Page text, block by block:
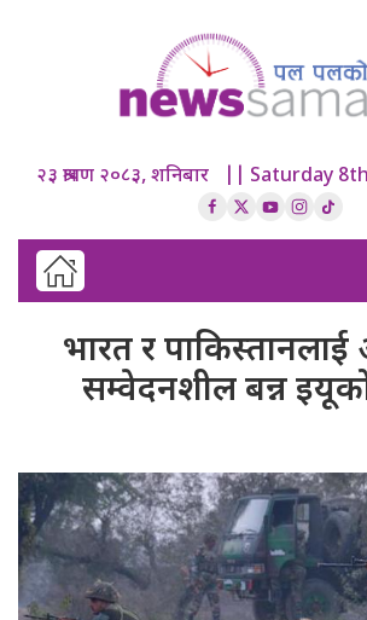
२३ श्रावण २०८३, शनिबार || Saturday
भारत र
सम्वेदनशील बन्न